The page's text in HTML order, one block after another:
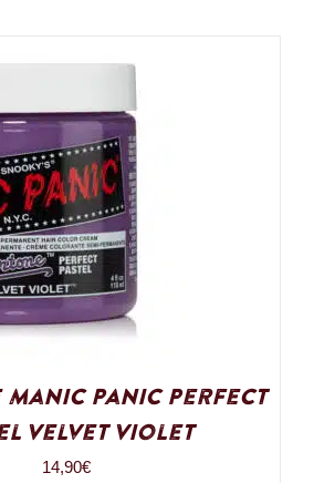
Panic Perfect
Velvet Violet
14,90€